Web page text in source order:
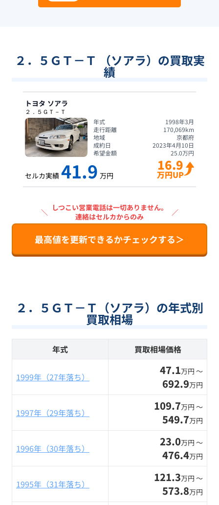
２．５ＧＴ－Ｔ （ソアラ）の買取実
績
トヨタ ソアラ
２．５ＧＴ－Ｔ
年式
1998年3月
走行距離
170,069km
地域
京都府
成約日
2023年4月10日
希望金額
25.0万円
セルカ実績 41.9 万円
16.9
万円UP
＼ しつこい営業電話は一切ありません。
連絡はセルカからのみ
／
最高値を更新できるかチェックする＞
２．５ＧＴ－Ｔ（ソアラ）の年式別
買取相場
年式 買取相場価格
1999年（27年落ち） 47.1万円 〜
692.9万円
1997年（29年落ち） 109.7万円 〜
549.7万円
1996年（30年落ち） 23.0万円 〜
476.4万円
1995年（31年落ち） 121.3万円 〜
573.8万円